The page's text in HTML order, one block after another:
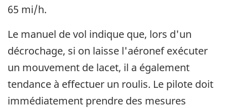
65 mi/h.
Le manuel de vol indique que, lors d'un
décrochage, si on laisse l'aéronef exécuter
un mouvement de lacet, il a également
tendance à effectuer un roulis. Le pilote doit
immédiatement prendre des mesures